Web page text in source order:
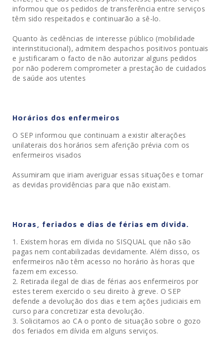
informou que os pedidos de transferência entre serviços
têm sido respeitados e continuarão a sê-lo.
Quanto às cedências de interesse público (mobilidade
interinstitucional), admitem despachos positivos pontuais
e justificaram o facto de não autorizar alguns pedidos
por não poderem comprometer a prestação de cuidados
de saúde aos utentes
Horários dos enfermeiros
O SEP informou que continuam a existir alterações
unilaterais dos horários sem aferição prévia com os
enfermeiros visados
Assumiram que iriam averiguar essas situações e tomar
as devidas providências para que não existam.
Horas, feriados e dias de férias em dívida.
Existem horas em dívida no SISQUAL que não são
pagas nem contabilizadas devidamente. Além disso, os
enfermeiros não têm acesso no horário às horas que
fazem em excesso.
Retirada ilegal de dias de férias aos enfermeiros por
estes terem exercido o seu direito à greve. O SEP
defende a devolução dos dias e tem ações judiciais em
curso para concretizar esta devolução.
Solicitamos ao CA o ponto de situação sobre o gozo
dos feriados em dívida em alguns serviços.